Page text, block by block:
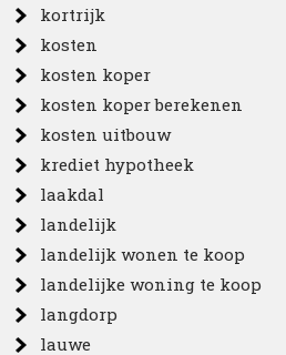
kortrijk
kosten
kosten koper
kosten koper berekenen
kosten uitbouw
krediet hypotheek
laakdal
landelijk
landelijk wonen te koop
landelijke woning te koop
langdorp
lauwe